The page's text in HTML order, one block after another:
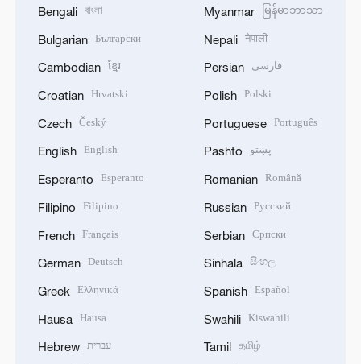
Bengali বাংলা
Bulgarian Български
Cambodian ខ្មែរ
Croatian Hrvatski
Czech Český
English English
Esperanto Esperanto
Filipino Filipino
French Français
German Deutsch
Greek Ελληνικά
Hausa Hausa
Hebrew עברית
Myanmar မြန်မာဘာသာ
Nepali नेपाली
Persian فارسی
Polish Polski
Portuguese Português
Pashto پښتو
Romanian Română
Russian Русский
Serbian Српски
Sinhala සිංහල
Spanish Español
Swahili Kiswahili
Tamil தமிழ்